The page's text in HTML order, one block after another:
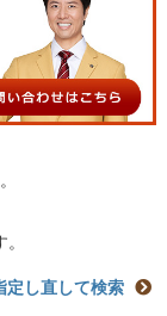
定し直して検索